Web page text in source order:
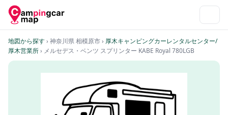
地図から探す› 神奈川県 相模原市› 厚木キャンピングカーレンタルセンター/
厚木営業所› メルセデス・ベンツ スプリンター KABE Royal 780LGB